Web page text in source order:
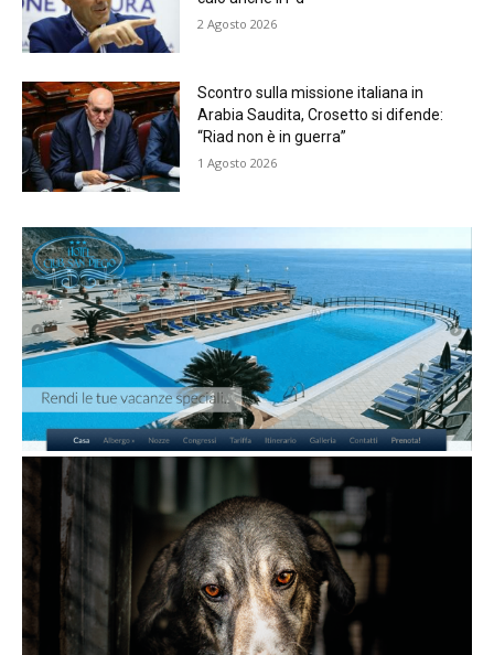
2 Agosto 2026
Scontro sulla missione italiana in
Arabia Saudita, Crosetto si difende:
“Riad non è in guerra”
1 Agosto 2026